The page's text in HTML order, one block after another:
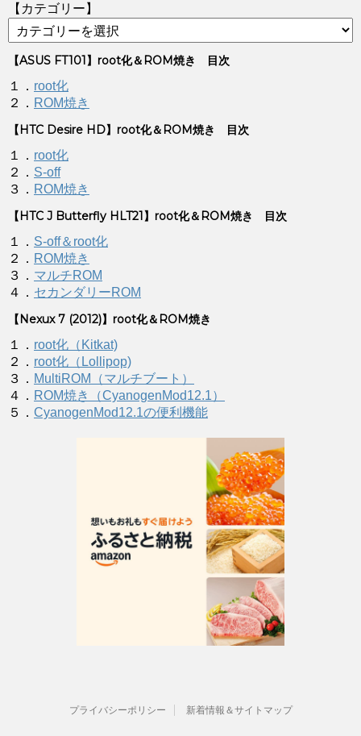
【カテゴリー】
【ASUS FT101】root化＆ROM焼き 目次
１． root化
２． ROM焼き
【HTC Desire HD】root化＆ROM焼き 目次
１． root化
２． S-off
３． ROM焼き
【HTC J Butterfly HLT21】root化＆ROM焼き 目次
１． S-off＆root化
２． ROM焼き
３． マルチROM
４． セカンダリーROM
【Nexux 7 (2012)】root化＆ROM焼き
１． root化（Kitkat)
２． root化（Lollipop)
３． MultiROM（マルチブート）
４． ROM焼き（CyanogenMod12.1）
５． CyanogenMod12.1の便利機能
プライバシーポリシー 新着情報＆サイトマップ